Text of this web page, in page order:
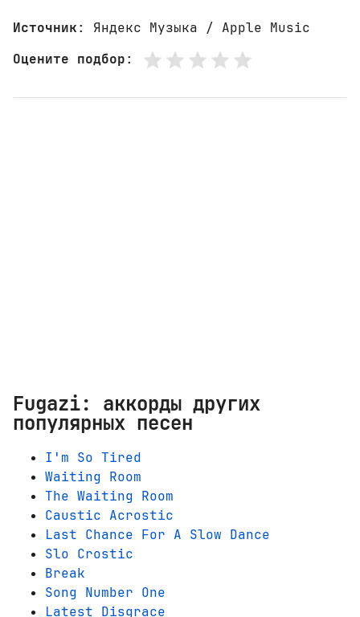
Источник: Яндекс Музыка / Apple Music
Оцените подбор:
Fugazi: аккорды других
популярных песен
I'm So Tired
Waiting Room
The Waiting Room
Caustic Acrostic
Last Chance For A Slow Dance
Slo Crostic
Break
Song Number One
Latest Disgrace